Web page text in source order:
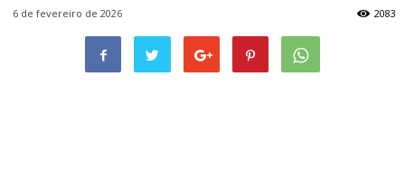
6 de fevereiro de 2026 2083